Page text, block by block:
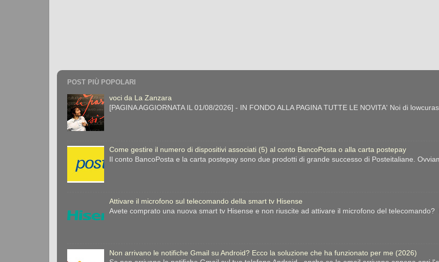
POST PIÙ POPOLARI
voci da La Zanzara
[PAGINA AGGIORNATA IL 01/08/2026] - IN FONDO ALLA PAGINA TUTTE LE NOVITA' Noi di
Come gestire il numero di dispositivi associati (5) al conto BancoPosta o alla carta postepay
Il conto BancoPosta e la carta postepay sono due prodotti di grande successo di Posteitaliane.
Attivare il microfono sul telecomando della smart tv Hisense
Avete comprato una nuova smart tv Hisense e non riuscite ad attivare il microfono del
Non arrivano le notifiche Gmail su Android? Ecco la soluzione che ha funzionato per me (2026)